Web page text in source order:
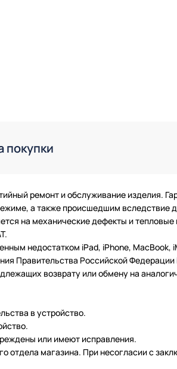
покупки
ремонт и обслуживание изделия.
а также происшедшим вследствие
на механические дефекты и
недостатком iPad, iPhone,
Правительства Российской
возврату или обмену на
в устройство.
или имеют исправления.
отдела магазина. При несогласии с